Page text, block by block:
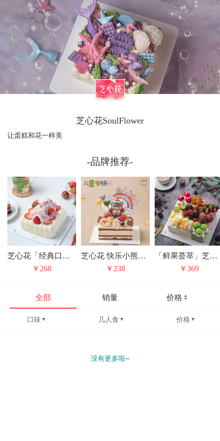
芝心花SoulFlower
让蛋糕和花一样美
-品牌推荐-
芝心花「经典口味无限复购」花漾红丝绒小方
￥268
芝心花 快乐小熊焦糖摩卡奶油蛋糕儿童节礼物
￥238
「鲜果荟萃」芝心花 丰收果园九宫格 动物奶油水果生日蛋糕甜品下午茶
￥369
全部 销量 价格
口味 几人食 价格
没有更多啦~